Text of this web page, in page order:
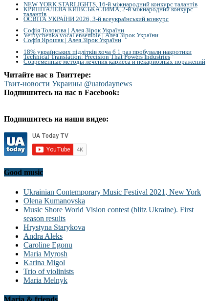
NEW YORK STARLIGHTS, 16-й міжнародний конкурс талантів
КРИШТАЛЕВА КИЇВСЬКА ЗИМА, 2-й міжнародний конкурс
талантів
ОСВІТА УКРАЇНИ 2026, 3-й всеукраїнський конкурс
Софія Толокова | Алея Зірок України
Verbychenka vocal ensemble | Алея Зірок України
Софія Ярошак | Алея Зірок України
18% українських підлітків хоча б 1 раз пробували накротики
Technical Translation: Precision That Powers Industries
Современные методы лечения кариеса и некариозных поражений
Читайте нас в Твиттере:
Твит-новости Украины @uatodaynews
Подпишитесь на нас в Facebook:
Подпишитесь на наши видео:
Good music
Ukrainian Contemporary Music Festival 2021, New York
Olena Kumanovska
Music Shore World Vision contest (blitz Ukraine). First
season results
Hrystyna Starykova
Andra Aleks
Caroline Egonu
Maria Myrosh
Karina Migol
Trio of violinists
Maria Melnyk
Maria & friends